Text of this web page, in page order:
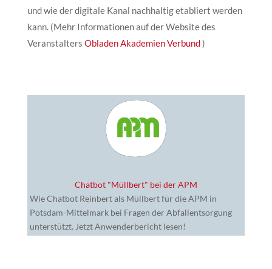
und wie der digitale Kanal nachhaltig etabliert werden
kann. (Mehr Informationen auf der Website des
Veranstalters Obladen Akademien Verbund)
Chatbot "Müllbert" bei der APM
Wie Chatbot Reinbert als Müllbert für die APM in
Potsdam-Mittelmark bei Fragen der Abfallentsorgung
unterstützt. Jetzt Anwenderbericht lesen!